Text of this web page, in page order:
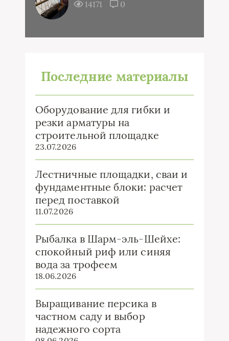
14171 0
Последние материалы
Оборудование для гибки и
резки арматуры на
строительной площадке
23.07.2026
Лестничные площадки, сваи и
фундаментные блоки: расчет
перед поставкой
11.07.2026
Рыбалка в Шарм-эль-Шейхе:
спокойный риф или синяя
вода за трофеем
18.06.2026
Выращивание персика в
частном саду и выбор
надежного сорта